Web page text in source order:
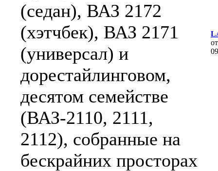
(седан), ВАЗ 2172
(хэтчбек), ВАЗ 2171
(универсал) и
дорестайлинговом,
десятом семействе
(ВАЗ-2110, 2111,
2112), собранные на
бескрайних просторах